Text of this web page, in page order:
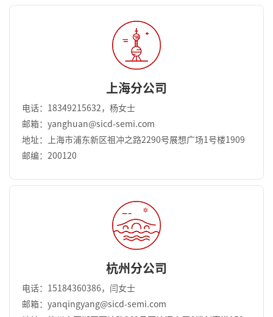
上海分公司
电话：18349215632，杨女士
邮箱：yanghuan@sicd-semi.com
地址：上海市浦东新区祖冲之路2290号展想广场1号楼1909
邮编：200120
杭州分公司
电话：15184360386，闫女士
邮箱：yanqingyang@sicd-semi.com